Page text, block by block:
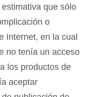
que sólo
o
Internet, en la cual
no tenía un acceso
los productos de
aceptar